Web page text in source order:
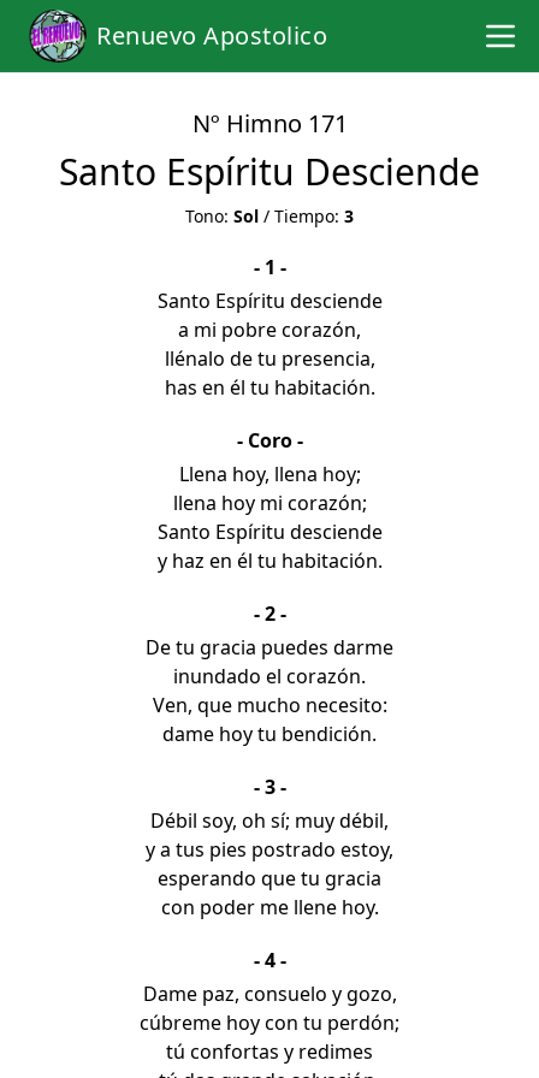
Renuevo Apostolico
Nº Himno 171
Santo Espíritu Desciende
Tono: Sol / Tiempo: 3
- 1 -
Santo Espíritu desciende
a mi pobre corazón,
llénalo de tu presencia,
has en él tu habitación.
- Coro -
Llena hoy, llena hoy;
llena hoy mi corazón;
Santo Espíritu desciende
y haz en él tu habitación.
- 2 -
De tu gracia puedes darme
inundado el corazón.
Ven, que mucho necesito:
dame hoy tu bendición.
- 3 -
Débil soy, oh sí; muy débil,
y a tus pies postrado estoy,
esperando que tu gracia
con poder me llene hoy.
- 4 -
Dame paz, consuelo y gozo,
cúbreme hoy con tu perdón;
tú confortas y redimes